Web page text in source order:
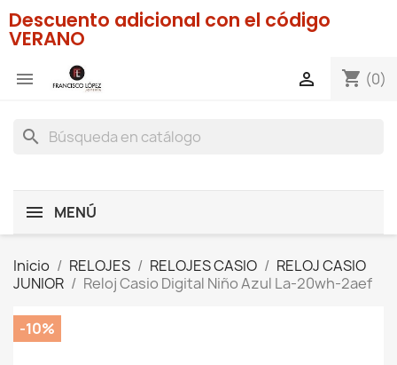
Descuento adicional con el código
VERANO
 shopping_cart (0)

search
MENÚ
Inicio RELOJES RELOJES CASIO
RELOJ CASIO
JUNIOR
Reloj Casio Digital Niño Azul La-20wh-2aef
-10%